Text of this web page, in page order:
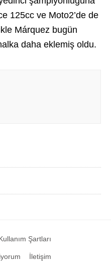
125cc ve Moto2’de de
Márquez bugün
daha eklemiş oldu.
Şartları
İletişim